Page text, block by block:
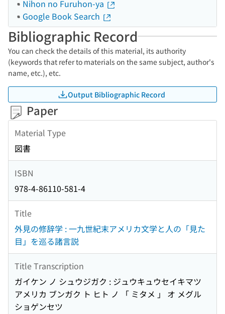
Nihon no Furuhon-ya
Google Book Search
Bibliographic Record
You can check the details of this material, its authority
(keywords that refer to materials on the same subject, author's
name, etc.), etc.
Output Bibliographic Record
Paper
Material Type
図書
ISBN
978-4-86110-581-4
Title
外見の修辞学 : 一九世紀末アメリカ文学と人の「見た
目」を巡る諸言説
Title Transcription
ガイケン ノ シュウジガク : ジュウキュウセイキマツ
アメリカ ブンガク ト ヒト ノ 「 ミタメ 」 オ メグル
ショゲンセツ